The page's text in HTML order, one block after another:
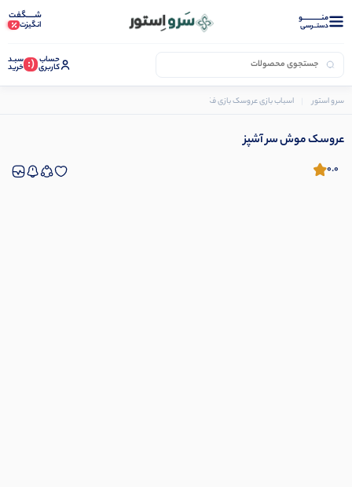
منــــــــــــو
دستــرسی
شـــــگفت
انگیزت
حساب
کاربری (: سبـد
خرید
سرو استور اسباب بازی عروسک بازی فکری
عروسک موش سر آشپز
0.0